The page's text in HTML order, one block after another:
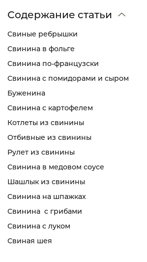
Содержание статьи
Свиные ребрышки
Свинина в фольге
Свинина по-французски
Свинина с помидорами и сыром
Буженина
Свинина с картофелем
Котлеты из свинины
Отбивные из свинины
Рулет из свинины
Свинина в медовом соусе
Шашлык из свинины
Свинина на шпажках
Свинина с грибами
Свинина с луком
Свиная шея